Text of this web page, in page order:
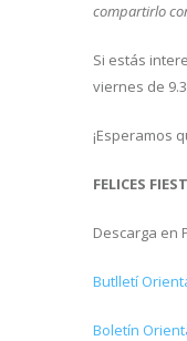
compartirlo
Si estás
viernes de
¡Esperamos
FELICES
Descarga en
Butlletí
Boletín